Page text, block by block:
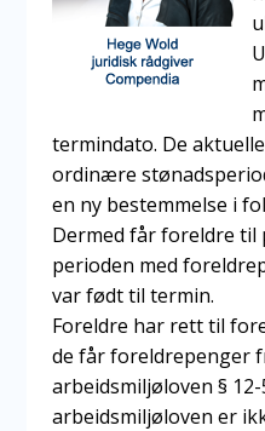
termindato. De
ordinære
en ny bestemmelse i
Dermed får foreldre
perioden med
var født til termin.
Foreldre har rett til
de får foreldrepenger
arbeidsmiljøloven §
arbeidsmiljøloven er